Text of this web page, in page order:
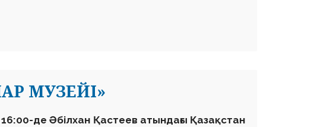
МУЗЕЙІ»
де Әбілхан Қастеев атындағы Қазақстан